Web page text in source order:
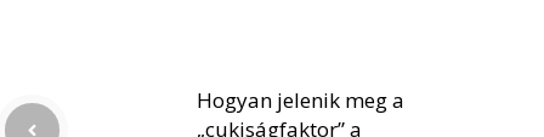
Hogyan jelenik meg a
„cukiságfaktor” a